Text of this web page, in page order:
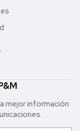
mejor in formación